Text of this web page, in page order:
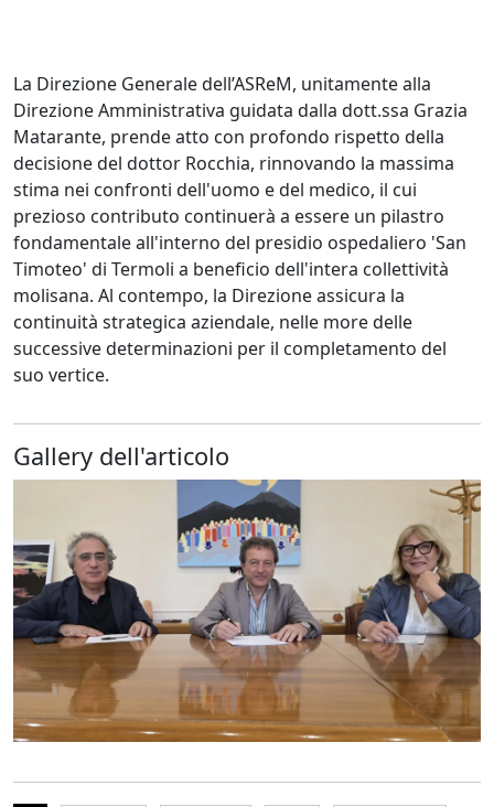
La Direzione Generale dell’ASReM, unitamente alla
Direzione Amministrativa guidata dalla dott.ssa Grazia
Matarante, prende atto con profondo rispetto della
decisione del dottor Rocchia, rinnovando la massima
stima nei confronti dell'uomo e del medico, il cui
prezioso contributo continuerà a essere un pilastro
fondamentale all'interno del presidio ospedaliero 'San
Timoteo' di Termoli a beneficio dell'intera collettività
molisana. Al contempo, la Direzione assicura la
continuità strategica aziendale, nelle more delle
successive determinazioni per il completamento del
suo vertice.
Gallery dell'articolo